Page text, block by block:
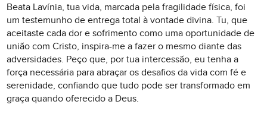
Beata Lavínia, tua vida, marcada pela fragilidade física, foi
um testemunho de entrega total à vontade divina. Tu, que
aceitaste cada dor e sofrimento como uma oportunidade de
união com Cristo, inspira-me a fazer o mesmo diante das
adversidades. Peço que, por tua intercessão, eu tenha a
força necessária para abraçar os desafios da vida com fé e
serenidade, confiando que tudo pode ser transformado em
graça quando oferecido a Deus.